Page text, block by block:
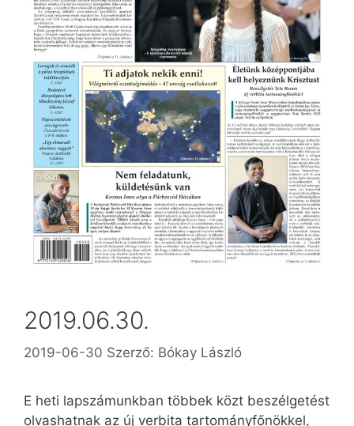
2019.06.30.
2019-06-30 Szerző: Bókay László
E heti lapszámunkban többek közt beszélgetést
olvashatnak az új verbita tartományfőnökkel,